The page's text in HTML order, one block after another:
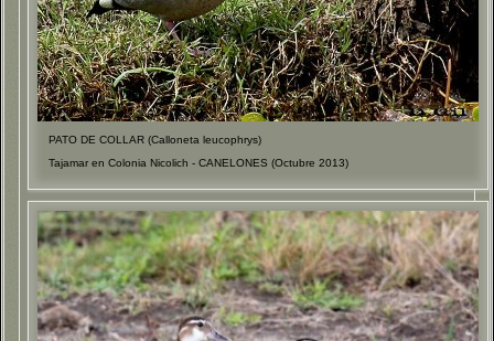
PATO DE COLLAR (Calloneta leucophrys)
Tajamar en Colonia Nicolich - CANELONES (Octubre 2013)